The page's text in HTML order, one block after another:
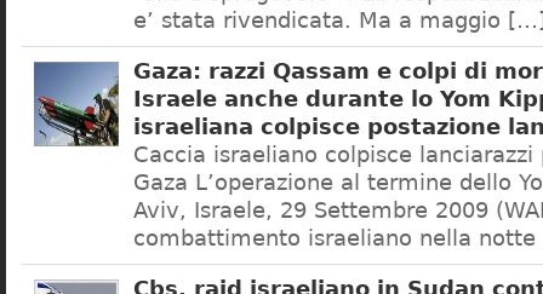
e’ stata rivendicata. Ma a maggio
Gaza: razzi Qassam e colpi di
Israele anche durante lo Yom
israeliana colpisce postazione
Caccia israeliano colpisce lanciarazzi
Gaza L’operazione al termine dello
Aviv, Israele, 29 Settembre 2009
combattimento israeliano nella
Cbs, raid israeliano in Sudan